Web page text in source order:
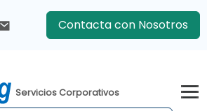
Contacta con Nosotros
Servicios Corporativos